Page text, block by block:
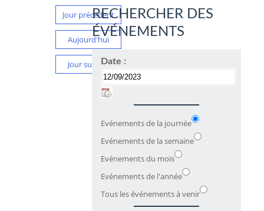
Jour précédent
Aujourd'hui
Jour suivant
RECHERCHER DES
ÉVÉNEMENTS
Date :
Evénements de la journée
Evénements de la semaine
Evénements du mois
Evénements de l'année
Tous les événements à venir